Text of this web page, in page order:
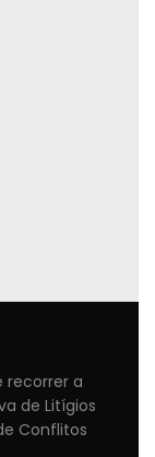
recorrer a
de Litígios
Conflitos